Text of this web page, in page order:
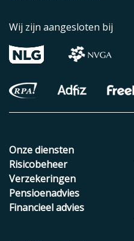
Wij zijn aangesloten bij
Onze diensten
Risicobeheer
Verzekeringen
Pensioenadvies
Financieel advies